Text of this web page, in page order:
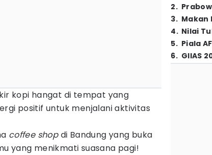
kopi hangat di tempat yang
positif untuk menjalani aktivitas
coffee shopdi Bandung yang buka
yang menikmati suasana pagi!
2.
3. Makan
4. Nilai
5. Piala
6. GIIAS